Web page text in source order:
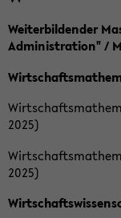
Weiterbildender
Administration" /
2025)
2025)